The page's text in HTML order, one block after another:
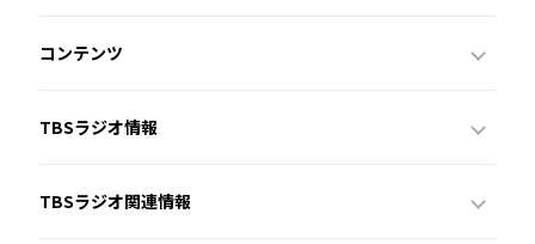
コンテンツ
TBSラジオ情報
TBSラジオ関連情報